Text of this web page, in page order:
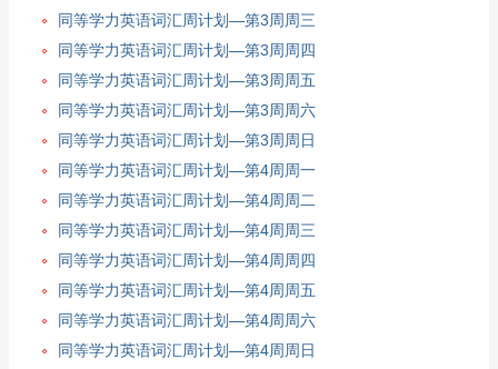
同等学力英语词汇周计划—第3周周三
同等学力英语词汇周计划—第3周周四
同等学力英语词汇周计划—第3周周五
同等学力英语词汇周计划—第3周周六
同等学力英语词汇周计划—第3周周日
同等学力英语词汇周计划—第4周周一
同等学力英语词汇周计划—第4周周二
同等学力英语词汇周计划—第4周周三
同等学力英语词汇周计划—第4周周四
同等学力英语词汇周计划—第4周周五
同等学力英语词汇周计划—第4周周六
同等学力英语词汇周计划—第4周周日